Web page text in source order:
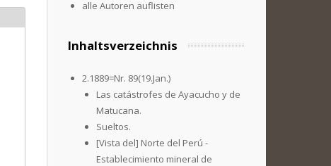
alle Autoren auflisten
Inhaltsverzeichnis
2.1889=Nr. 89(19.Jan.)
Las catástrofes de Ayacucho y de
Matucana.
Sueltos.
[Vista del] Norte del Perú -
Establecimiento mineral de